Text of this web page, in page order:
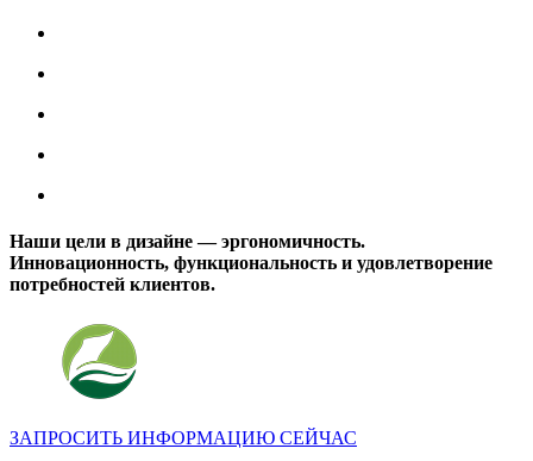
Наши цели в дизайне — эргономичность.
Инновационность, функциональность и удовлетворение
потребностей клиентов.
ЗАПРОСИТЬ ИНФОРМАЦИЮ СЕЙЧАС